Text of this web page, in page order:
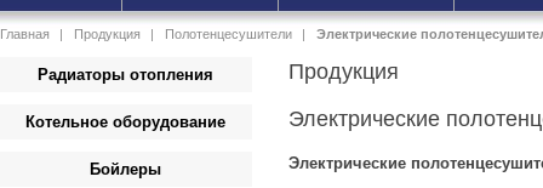
Главная Продукция Полотенцесушители Электрические
Продукция
Электрические
Электрические
Радиаторы отопления
Котельное оборудование
Бойлеры